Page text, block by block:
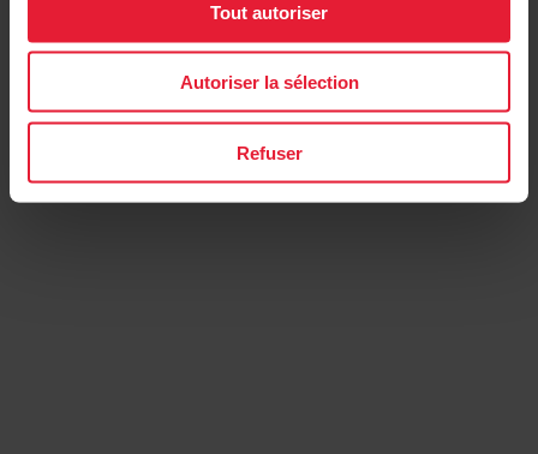
Tout autoriser
Autoriser la sélection
Refuser